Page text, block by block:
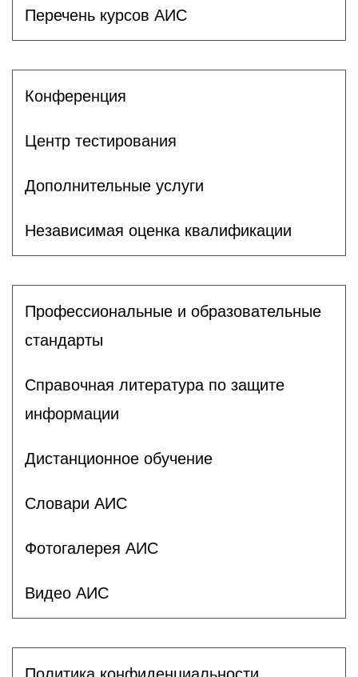
Перечень курсов АИС
Конференция
Центр тестирования
Дополнительные услуги
Независимая оценка квалификации
Профессиональные и образовательные
стандарты
Справочная литература по защите
информации
Дистанционное обучение
Словари АИС
Фотогалерея АИС
Видео АИС